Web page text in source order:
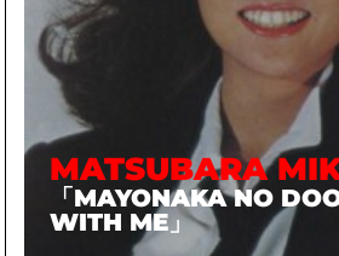
MATSUBARA
「MAYONAKA NO
WITH ME」